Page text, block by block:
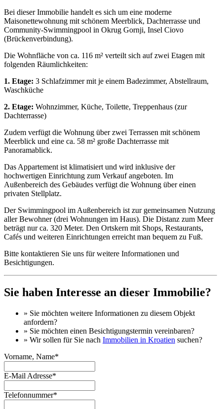
Bei dieser Immobilie handelt es sich um eine moderne
Maisonettewohnung mit schönem Meerblick, Dachterrasse und
Community-Swimmingpool in Okrug Gornji, Insel Ciovo
(Brückenverbindung).
Die Wohnfläche von ca. 116 m² verteilt sich auf zwei Etagen mit
folgenden Räumlichkeiten:
1. Etage: 3 Schlafzimmer mit je einem Badezimmer, Abstellraum,
Waschküche
2. Etage: Wohnzimmer, Küche, Toilette, Treppenhaus (zur
Dachterrasse)
Zudem verfügt die Wohnung über zwei Terrassen mit schönem
Meerblick und eine ca. 58 m² große Dachterrasse mit
Panoramablick.
Das Appartement ist klimatisiert und wird inklusive der
hochwertigen Einrichtung zum Verkauf angeboten. Im
Außenbereich des Gebäudes verfügt die Wohnung über einen
privaten Stellplatz.
Der Swimmingpool im Außenbereich ist zur gemeinsamen Nutzung
aller Bewohner (drei Wohnungen im Haus). Die Distanz zum Meer
beträgt nur ca. 320 Meter. Den Ortskern mit Shops, Restaurants,
Cafés und weiteren Einrichtungen erreicht man bequem zu Fuß.
Bitte kontaktieren Sie uns für weitere Informationen und
Besichtigungen.
Sie haben Interesse an dieser Immobilie?
» Sie möchten weitere Informationen zu diesem Objekt
anfordern?
» Sie möchten einen Besichtigungstermin vereinbaren?
» Wir sollen für Sie nach Immobilien in Kroatien suchen?
Vorname, Name*
E-Mail Adresse*
Telefonnummer*